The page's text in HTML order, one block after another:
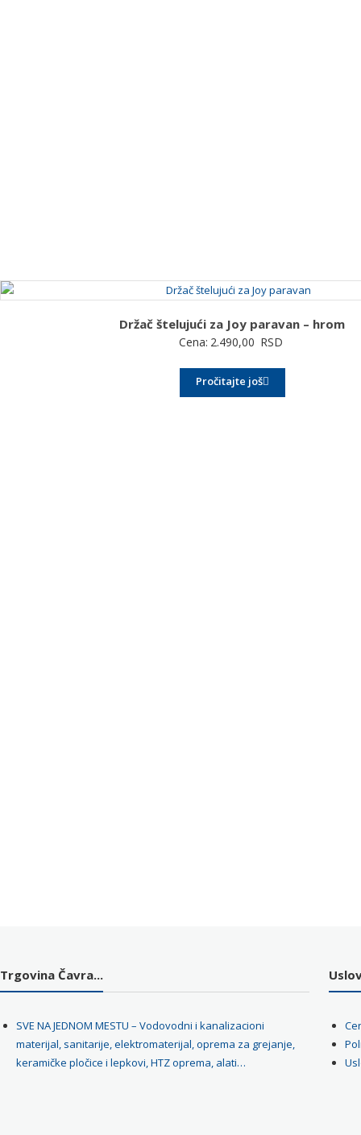
Držač štelujući za Joy paravan – hrom
Cena: 2.490,00 RSD
Pročitajte još
Trgovina Čavra...
SVE NA JEDNOM MESTU – Vodovodni i kanalizacioni
materijal, sanitarije, elektromaterijal, oprema za grejanje,
keramičke pločice i lepkovi, HTZ oprema, alati…